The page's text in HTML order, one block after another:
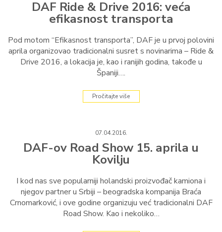
DAF Ride & Drive 2016: veća
efikasnost transporta
Pod motom “Efikasnost transporta”, DAF je u prvoj polovini
aprila organizovao tradicionalni susret s novinarima – Ride &
Drive 2016, a lokacija je, kao i ranijih godina, takođe u
Španiji….
Pročitajte više
07.04.2016.
DAF-ov Road Show 15. aprila u
Kovilju
I kod nas sve popularniji holandski proizvođač kamiona i
njegov partner u Srbiji – beogradska kompanija Braća
Crnomarković, i ove godine organizuju već tradicionalni DAF
Road Show. Kao i nekoliko…